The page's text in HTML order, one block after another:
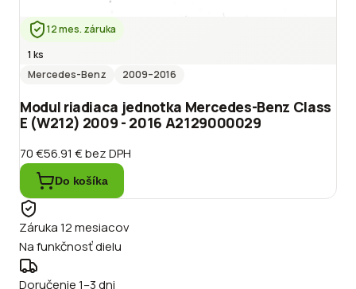
12 mes. záruka
1 ks
Mercedes-Benz
2009–2016
Modul riadiaca jednotka Mercedes-Benz Class
E (W212) 2009 - 2016 A2129000029
70 €56.91 €bez DPH
Do košíka
Záruka 12 mesiacov
Na funkčnosť dielu
Doručenie 1–3 dni